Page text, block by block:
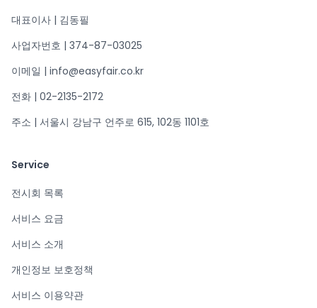
대표이사 | 김동필
사업자번호 | 374-87-03025
이메일 | info@easyfair.co.kr
전화 | 02-2135-2172
주소 | 서울시 강남구 언주로 615, 102동 1101호
Service
전시회 목록
서비스 요금
서비스 소개
개인정보 보호정책
서비스 이용약관